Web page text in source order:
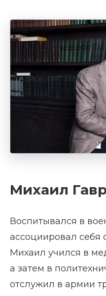
Михаил
Воспитывался в
ассоциировал себя
Михаил учился в
а затем в
отслужил в армии